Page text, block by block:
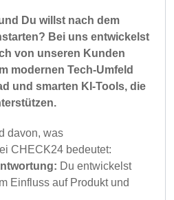
Du willst nach dem
Bei uns entwickelst
von unseren Kunden
modernen Tech-Umfeld
und smarten KI-Tools, die
davon, was
CHECK24 bedeutet:
Du entwickelst
Einfluss auf Produkt und